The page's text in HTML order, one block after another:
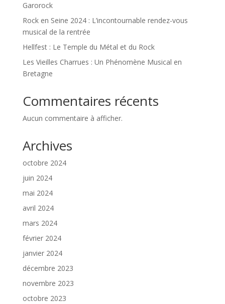
Garorock
Rock en Seine 2024 : L’incontournable rendez-vous
musical de la rentrée
Hellfest : Le Temple du Métal et du Rock
Les Vieilles Charrues : Un Phénomène Musical en
Bretagne
Commentaires récents
Aucun commentaire à afficher.
Archives
octobre 2024
juin 2024
mai 2024
avril 2024
mars 2024
février 2024
janvier 2024
décembre 2023
novembre 2023
octobre 2023